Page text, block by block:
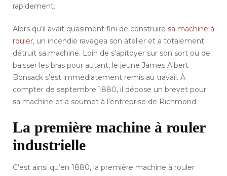
rapidement.
Alors qu’il avait quasiment fini de construire sa machine à
rouler, un incendie ravagea son atelier et a totalement
détruit sa machine. Loin de s’apitoyer sur son sort ou de
baisser les bras pour autant, le jeune James Albert
Bonsack s’est immédiatement remis au travail. À
compter de septembre 1880, il dépose un brevet pour
sa machine et a soumet à l’entreprise de Richmond.
La première machine à rouler
industrielle
C’est ainsi qu’en 1880, la première machine à rouler